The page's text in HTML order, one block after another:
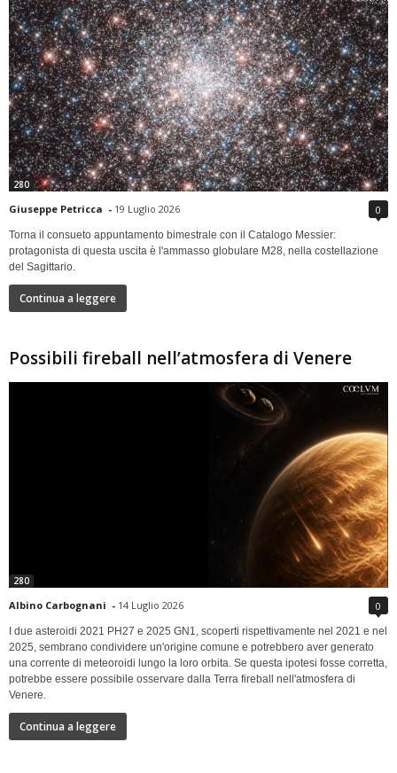
280
Giuseppe Petricca - 19 Luglio 2026 0
Torna il consueto appuntamento bimestrale con il Catalogo Messier:
protagonista di questa uscita è l'ammasso globulare M28, nella costellazione
del Sagittario.
Continua a leggere
Possibili fireball nell’atmosfera di Venere
280
Albino Carbognani - 14 Luglio 2026 0
I due asteroidi 2021 PH27 e 2025 GN1, scoperti rispettivamente nel 2021 e nel
2025, sembrano condividere un'origine comune e potrebbero aver generato
una corrente di meteoroidi lungo la loro orbita. Se questa ipotesi fosse corretta,
potrebbe essere possibile osservare dalla Terra fireball nell'atmosfera di
Venere.
Continua a leggere